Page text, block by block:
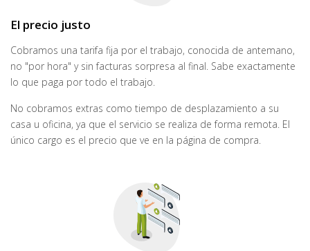
El precio justo
Cobramos una tarifa fija por el trabajo, conocida de antemano,
no "por hora" y sin facturas sorpresa al final. Sabe exactamente
lo que paga por todo el trabajo.
No cobramos extras como tiempo de desplazamiento a su
casa u oficina, ya que el servicio se realiza de forma remota. El
único cargo es el precio que ve en la página de compra.